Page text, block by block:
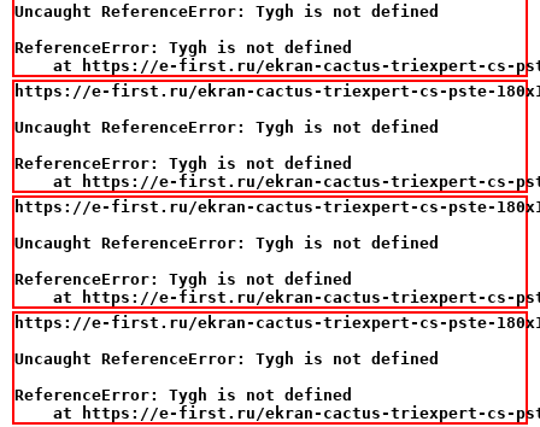
Uncaught ReferenceError: Tygh is not defined
ReferenceError: Tygh is not defined
at https://e-first.ru/ekran-cactus-triexpert-cs-
https://e-first.ru/ekran-cactus-triexpert-cs-pste-
Uncaught ReferenceError: Tygh is not defined
ReferenceError: Tygh is not defined
at https://e-first.ru/ekran-cactus-triexpert-cs-
https://e-first.ru/ekran-cactus-triexpert-cs-pste-
Uncaught ReferenceError: Tygh is not defined
ReferenceError: Tygh is not defined
at https://e-first.ru/ekran-cactus-triexpert-cs-
https://e-first.ru/ekran-cactus-triexpert-cs-pste-
Uncaught ReferenceError: Tygh is not defined
ReferenceError: Tygh is not defined
at https://e-first.ru/ekran-cactus-triexpert-cs-